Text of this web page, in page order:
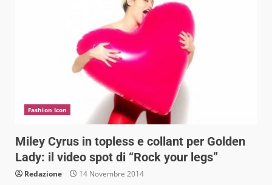
Fashion Icon
Miley Cyrus in topless e collant per Golden
Lady: il video spot di “Rock your legs”
Redazione 14 Novembre 2014